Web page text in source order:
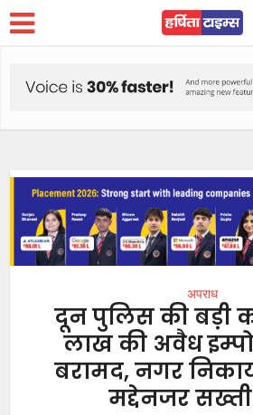
अपराध
दून पुलिस की बड़ी
लाख की अवैध
बरामद, नगर
मद्देनजर